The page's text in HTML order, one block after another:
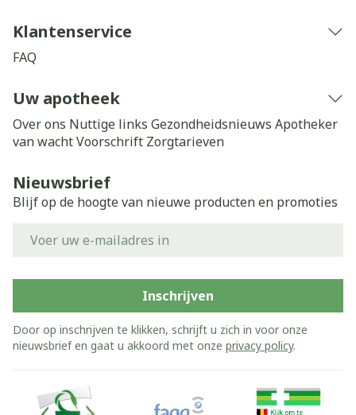
Klantenservice
FAQ
Uw apotheek
Over ons Nuttige links Gezondheidsnieuws Apotheker
van wachtVoorschrift Zorgtarieven
Nieuwsbrief
Blijf op de hoogte van nieuwe producten en promoties
Inschrijven
Door op inschrijven te klikken, schrijft u zich in voor onze
nieuwsbrief en gaat u akkoord met onze privacy policy.